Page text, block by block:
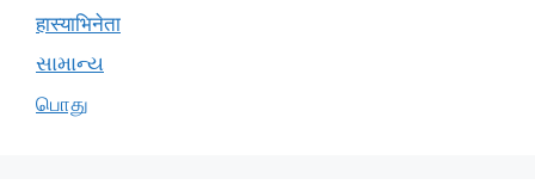
हास्याभिनेता
સામાન્ય
பொது